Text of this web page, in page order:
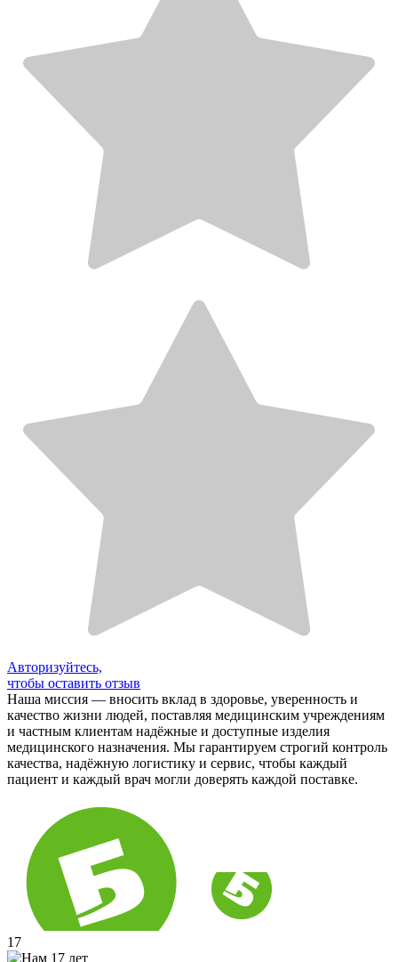
Авторизуйтесь,
чтобы оставить отзыв
Наша миссия — вносить вклад в здоровье, уверенность и
качество жизни людей, поставляя медицинским учреждениям
и частным клиентам надёжные и доступные изделия
медицинского назначения. Мы гарантируем строгий контроль
качества, надёжную логистику и сервис, чтобы каждый
пациент и каждый врач могли доверять каждой поставке.
17